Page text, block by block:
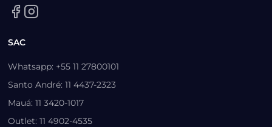
SAC
Whatsapp: +55 11 27800101
Santo André: 11 4437-2323
Mauá: 11 3420-1017
Outlet: 11 4902-4535